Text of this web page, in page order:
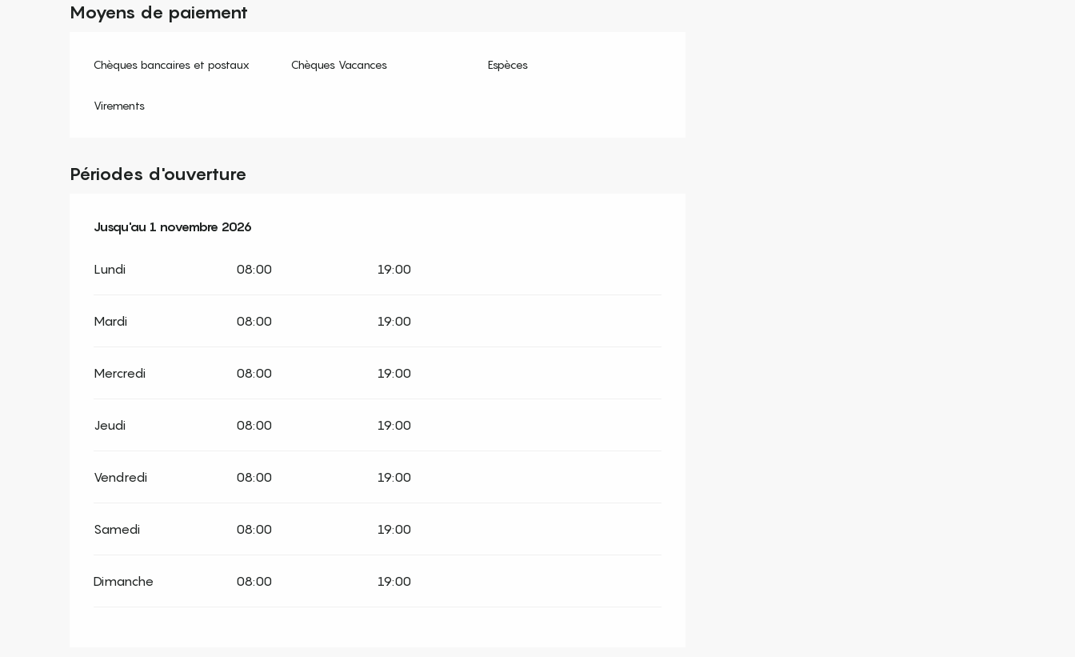
Moyens de paiement
Chèques bancaires et postaux Chèques Vacances Espèces
Virements
Périodes d'ouverture
Du15 juin 2026au1 novembre 2026
Jusqu'au 1 novembre 2026
Lundi 08:00 19:00
Mardi 08:00 19:00
Mercredi 08:00 19:00
Jeudi 08:00 19:00
Vendredi 08:00 19:00
Samedi 08:00 19:00
Dimanche 08:00 19:00